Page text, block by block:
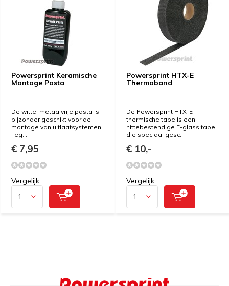
Powersprint Keramische
Montage Pasta
De witte, metaalvrije pasta is
bijzonder geschikt voor de
montage van uitlaatsystemen.
Teg...
€ 7,95
Vergelijk
Powersprint HTX-E
Thermoband
De Powersprint HTX-E
thermische tape is een
hittebestendige E-glass tape
die speciaal gesc...
€ 10,-
Vergelijk